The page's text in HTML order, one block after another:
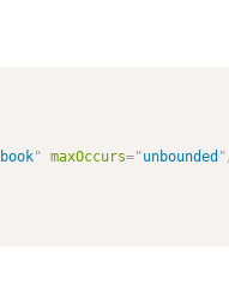
book" maxOccurs="unbounded "